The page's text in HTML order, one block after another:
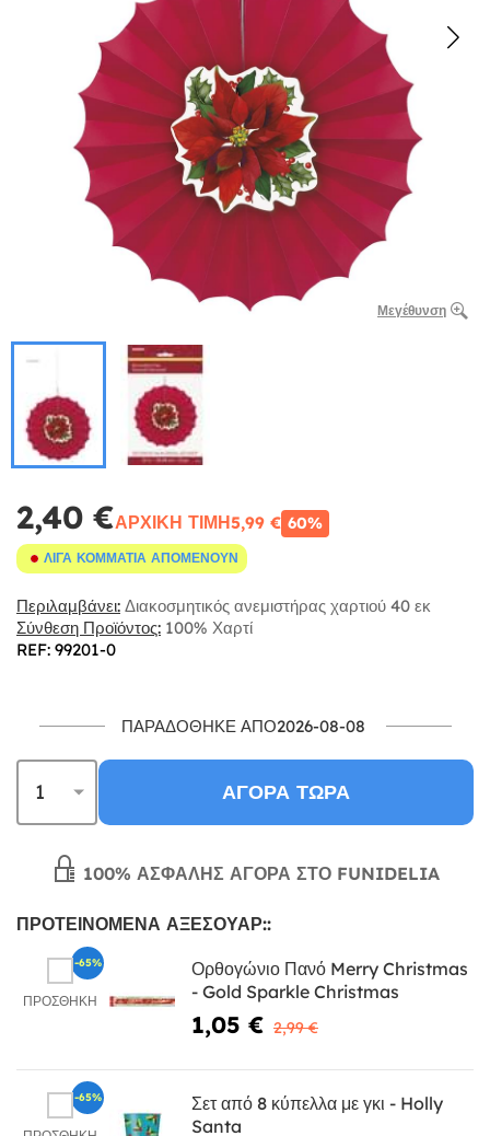
Μεγέθυνση
2,40 €ΑΡΧΙΚΉ ΤΙΜΉ5,99 € 60%
ΛΊΓΑ ΚΟΜΜΆΤΙΑ ΑΠΟΜΈΝΟΥΝ
Περιλαμβάνει: Διακοσμητικός ανεμιστήρας χαρτιού 40 εκ
Σύνθεση Προϊόντος: 100% Χαρτί
REF: 99201-0
ΠΑΡΑΔΌΘΗΚΕ ΑΠΌ2026-08-08
ΑΓΟΡΆ ΤΏΡΑ
100% ΑΣΦΑΛΉΣ ΑΓΟΡΆ ΣΤΟ FUNIDELIA
ΠΡΟΤΕΙΝΌΜΕΝΑ ΑΞΕΣΟΥΆΡ::
ΠΡΟΣΘΉΚΗ
Ορθογώνιο Πανό Merry Christmas
- Gold Sparkle Christmas
1,05 € 2,99 €
-65%
Σετ από 8 κύπελλα με γκι - Holly
Santa
-65%